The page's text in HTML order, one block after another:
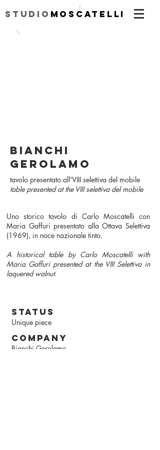
Studio Moscatelli
bianchi
gerolamo
tavolo presentato all'VIII selettiva del mobile
table presented at the VIII selettiva del mobile
Uno storico tavolo di Carlo Moscatelli con
Maria Gaffuri presentato alla Ottava Selettiva
(1969), in noce nazionale tinto.
A historical table by Carlo Moscatelli with
Maria Gaffuri presented at the VIII Selettiva in
laquered walnut.
status
Unique piece
company
Bianchi Gerolamo